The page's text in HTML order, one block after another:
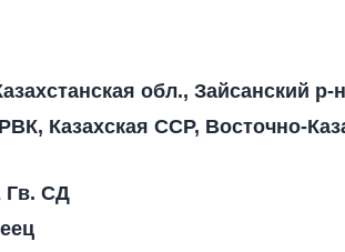
обл., Зайсанский р-
Казахская ССР, Восточно-
Гв. СД